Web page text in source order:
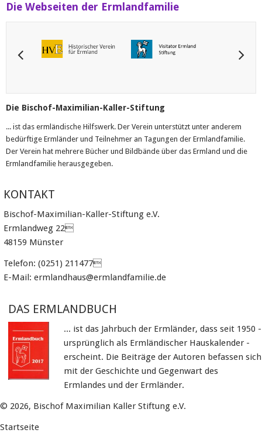
Die Webseiten der Ermlandfamilie
Die Bischof-Maximilian-Kaller-Stiftung
... ist das ermländische Hilfswerk. Der Verein unterstützt unter anderem
bedürftige Ermländer und Teilnehmer an Tagungen der Ermlandfamilie.
Der Verein hat mehrere Bücher und Bildbände über das Ermland und die
Ermlandfamilie herausgegeben.
KONTAKT
Bischof-Maximilian-Kaller-Stiftung e.V.
Ermlandweg 22
48159 Münster
Telefon: (0251) 211477
E-Mail: ermlandhaus@ermlandfamilie.de
DAS ERMLANDBUCH
... ist das Jahrbuch der Ermländer, dass seit 1950 -
ursprünglich als Ermländischer Hauskalender -
erscheint. Die Beiträge der Autoren befassen sich
mit der Geschichte und Gegenwart des
Ermlandes und der Ermländer.
© 2026, Bischof Maximilian Kaller Stiftung e.V.
Startseite